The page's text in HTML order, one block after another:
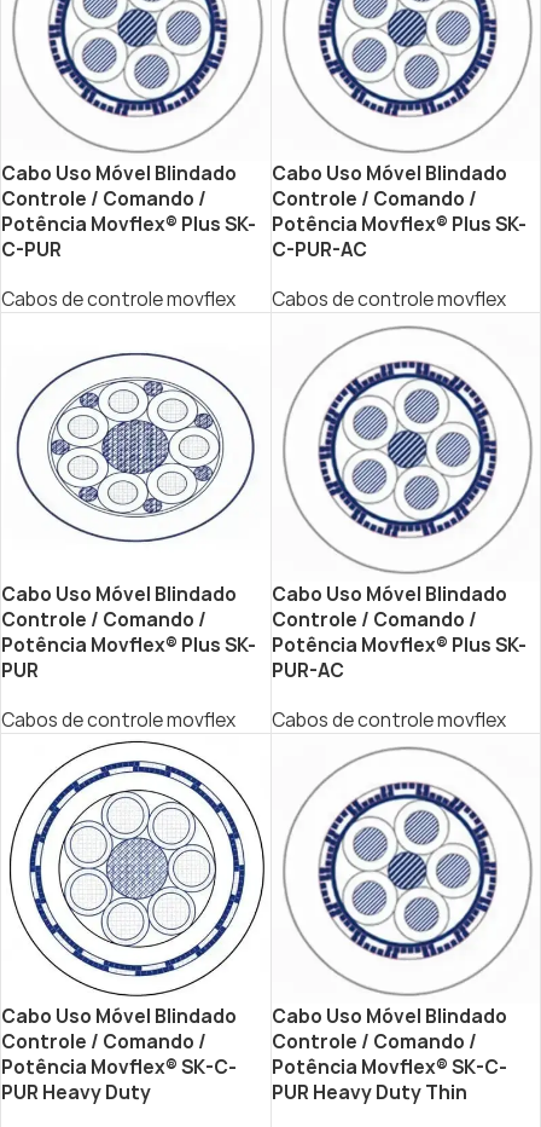
Cabo Uso Móvel Blindado
Controle / Comando /
Potência Movflex® Plus SK-
C-PUR
Cabos de controle movflex
Cabo Uso Móvel Blindado
Controle / Comando /
Potência Movflex® Plus SK-
C-PUR-AC
Cabos de controle movflex
Cabo Uso Móvel Blindado
Controle / Comando /
Potência Movflex® Plus SK-
PUR
Cabos de controle movflex
Cabo Uso Móvel Blindado
Controle / Comando /
Potência Movflex® Plus SK-
PUR-AC
Cabos de controle movflex
Cabo Uso Móvel Blindado
Controle / Comando /
Potência Movflex® SK-C-
PUR Heavy Duty
Cabo Uso Móvel Blindado
Controle / Comando /
Potência Movflex® SK-C-
PUR Heavy Duty Thin